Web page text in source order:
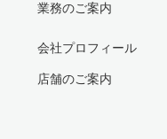
業務のご案内
会社プロフィール
店舗のご案内